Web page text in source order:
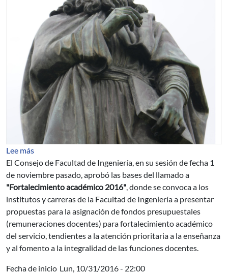
Lee mássobre Llamado "Fortalecimiento académico 2016"
El Consejo de Facultad de Ingeniería, en su sesión de fecha 1
de noviembre pasado, aprobó las bases del llamado a
"Fortalecimiento académico 2016", donde se convoca a los
institutos y carreras de la Facultad de Ingeniería a presentar
propuestas para la asignación de fondos presupuestales
(remuneraciones docentes) para fortalecimiento académico
del servicio, tendientes a la atención prioritaria a la enseñanza
y al fomento a la integralidad de las funciones docentes.
Fecha de inicio Lun, 10/31/2016 - 22:00